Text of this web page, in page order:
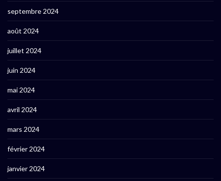
septembre 2024
août 2024
juillet 2024
juin 2024
mai 2024
avril 2024
mars 2024
février 2024
janvier 2024